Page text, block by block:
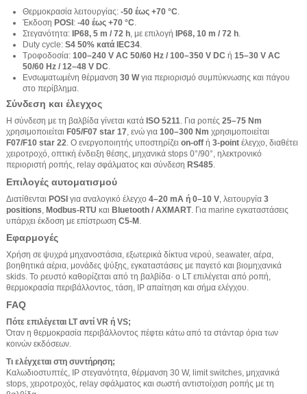
Θερμοκρασία λειτουργίας: -50 έως +70 °C.
Έκδοση POSI : -40 έως +70 °C.
Στεγανότητα: IP68, 5 m / 72 h, με επιλογή IP68, 10 m / 72 h.
Duty cycle: S4 50% κατά IEC34.
Τροφοδοσία: 100–240 V AC 50/60 Hz / 100–350 V DC ή 15–30 V AC
50/60 Hz / 12–48 V DC.
Ενσωματωμένη θέρμανση 30 Wγια περιορισμό συμπύκνωσης και πάγου
στο περίβλημα.
Σύνδεση και έλεγχος
Η σύνδεση με τη βαλβίδα γίνεται κατά ISO 5211. Για ροπές 25–75 Nm
χρησιμοποιείται F05/F07 star 17, ενώ για 100–300 Nm χρησιμοποιείται
F07/F10 star 22. Ο ενεργοποιητής υποστηρίζει on-off ή 3-point έλεγχο, διαθέτει
χειροτροχό, οπτική ένδειξη θέσης, μηχανικά stops 0°/90°, ηλεκτρονικό
περιοριστή ροπής, relay σφάλματος και σύνδεση RS485.
Επιλογές αυτοματισμού
Διατίθενται POSI για αναλογικό έλεγχο 4–20 mA ή 0–10 V , λειτουργία 3
positions Modbus-RTU και Bluetooth / AXMART. Για marine εγκαταστάσεις
υπάρχει έκδοση με επίστρωση C5-M
Εφαρμογές
Χρήση σε ψυχρά μηχανοστάσια, εξωτερικά δίκτυα νερού, seawater, αέρα,
βοηθητικά αέρια, μονάδες ψύξης, εγκαταστάσεις με παγετό και βιομηχανικά
skids. Το ρευστό καθορίζεται από τη βαλβίδα· ο LT επιλέγεται από ροπή,
θερμοκρασία περιβάλλοντος, τάση, IP απαίτηση και σήμα ελέγχου.
FAQ
Πότε επιλέγεται LT αντί VR ή VS;
Όταν η θερμοκρασία περιβάλλοντος πέφτει κάτω από τα στάνταρ όρια των
κοινών εκδόσεων.
Τι ελέγχεται στη συντήρηση;
Καλωδιοστυπτές, IP στεγανότητα, θέρμανση 30 W, limit switches, μηχανικά
stops, χειροτροχός, relay σφάλματος και σωστή αντιστοίχιση ροπής με τη